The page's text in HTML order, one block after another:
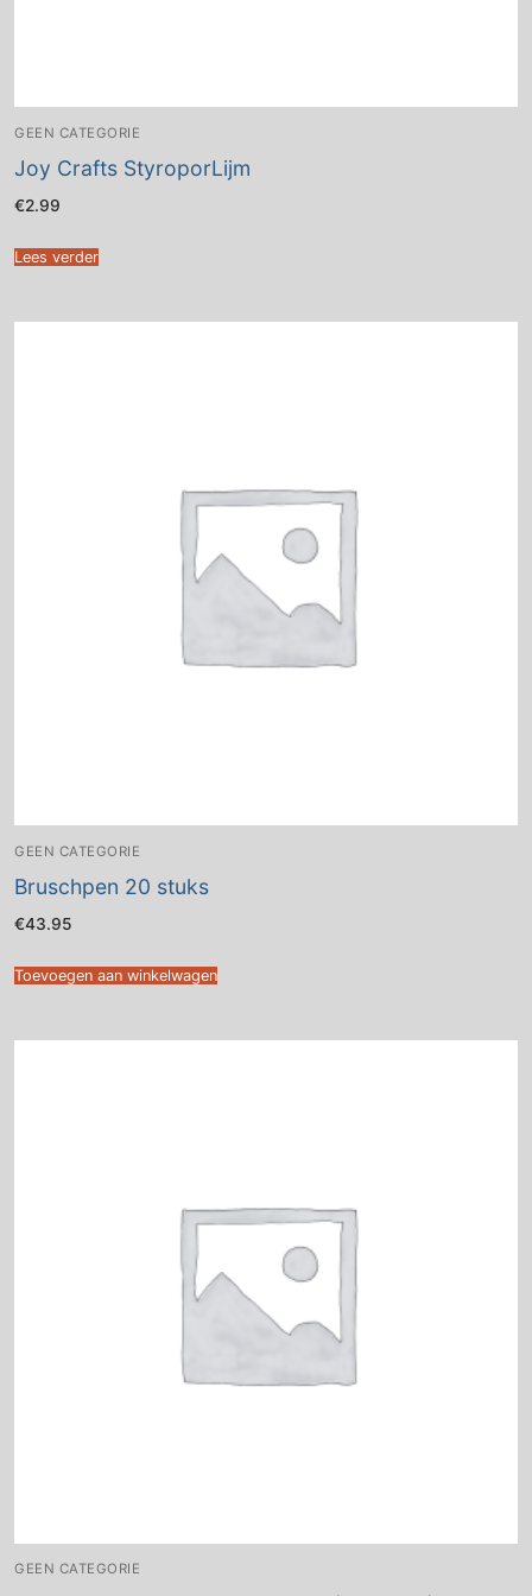
GEEN CATEGORIE
Joy Crafts StyroporLijm
€2.99
Lees verder
GEEN CATEGORIE
Bruschpen 20 stuks
€43.95
Toevoegen aan winkelwagen
GEEN CATEGORIE